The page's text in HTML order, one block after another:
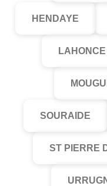
HENDAYE
LAHONCE
SOURAIDE
ST PIERRE